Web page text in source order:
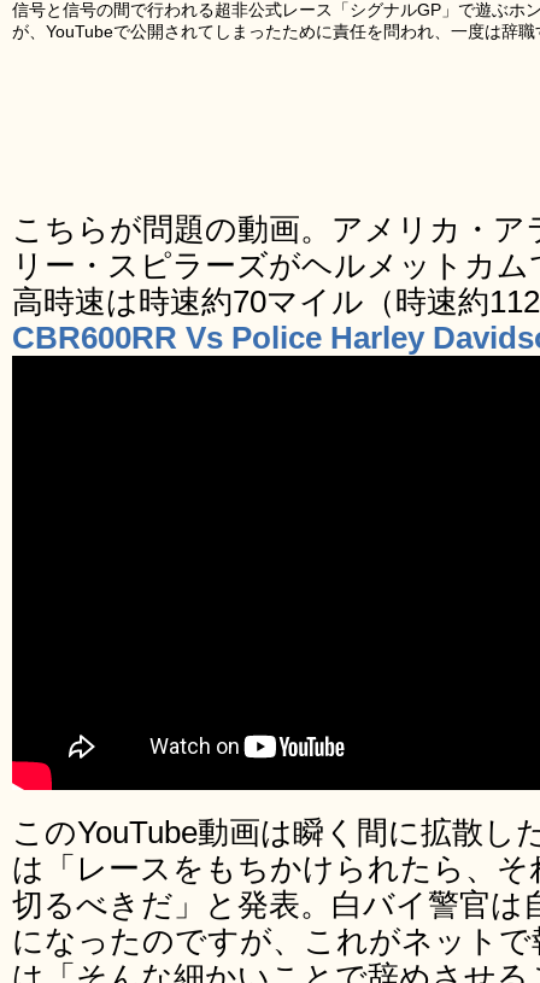
信号と信号の間で行われる超非公式レース「シグナルGP」で遊ぶホ
が、YouTubeで公開されてしまったために責任を問われ、一度は辞
こちらが問題の動画。アメリカ・
リー・スピラーズがヘルメットカ
高時速は時速約70マイル（時速約
CBR600RR Vs Police Harley
このYouTube動画は瞬く間に拡散し
は「レースをもちかけられたら、
切るべきだ」と発表。白バイ警官は
になったのですが、これがネット